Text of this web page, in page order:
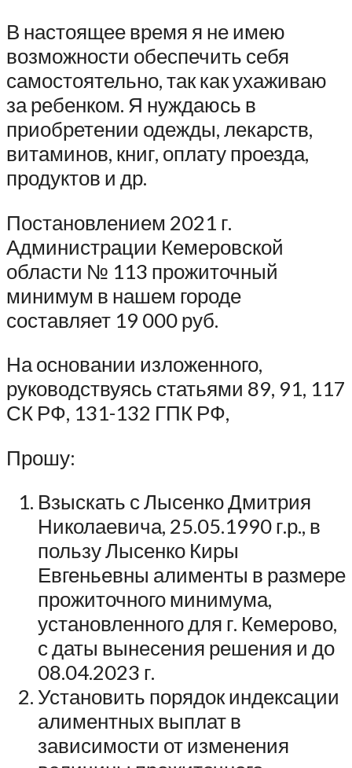
В настоящее время я не имею
возможности обеспечить себя
самостоятельно, так как ухаживаю
за ребенком. Я нуждаюсь в
приобретении одежды, лекарств,
витаминов, книг, оплату проезда,
продуктов и др.
Постановлением 2021 г.
Администрации Кемеровской
области № 113 прожиточный
минимум в нашем городе
составляет 19 000 руб.
На основании изложенного,
руководствуясь статьями 89, 91, 117
СК РФ, 131-132 ГПК РФ,
Прошу:
Взыскать с Лысенко Дмитрия
Николаевича, 25.05.1990 г.р., в
пользу Лысенко Киры
Евгеньевны алименты в размере
прожиточного минимума,
установленного для г. Кемерово,
с даты вынесения решения и до
08.04.2023 г.
Установить порядок индексации
алиментных выплат в
зависимости от изменения